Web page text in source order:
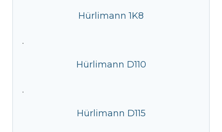
Hürlimann 1K8
·
Hürlimann D110
·
Hürlimann D115